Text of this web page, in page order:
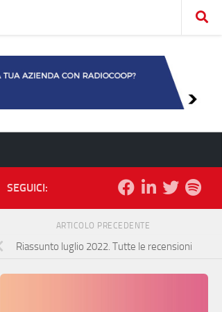
SEGUICI:
ARTICOLO PRECEDENTE
Riassunto luglio 2022. Tutte le recensioni